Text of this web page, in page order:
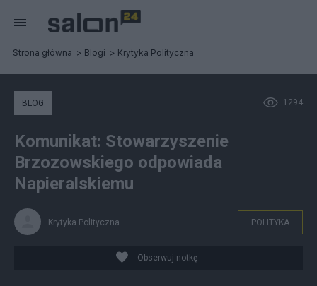
Strona główna Blogi Krytyka Polityczna
1294
BLOG
Komunikat: Stowarzyszenie
Brzozowskiego odpowiada
Napieralskiemu
Krytyka Polityczna POLITYKA
Obserwuj notkę